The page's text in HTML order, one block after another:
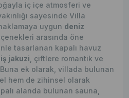
iç içe atmosferi ve
sayesinde Villa
uygun deniz
arasında öne
tasarlanan kapalı havuz
jakuzi , çiftlere romantik ve
Buna ek olarak, villada bulunan
hem de zihinsel olarak
alanda bulunan sauna,